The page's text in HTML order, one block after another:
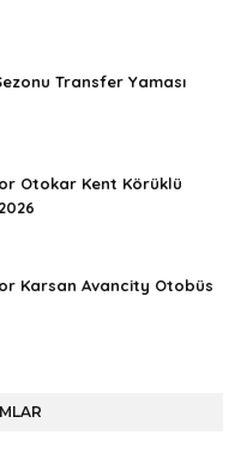
Transfer Yaması
Otokar Kent Körüklü
Karsan Avancity Otobüs